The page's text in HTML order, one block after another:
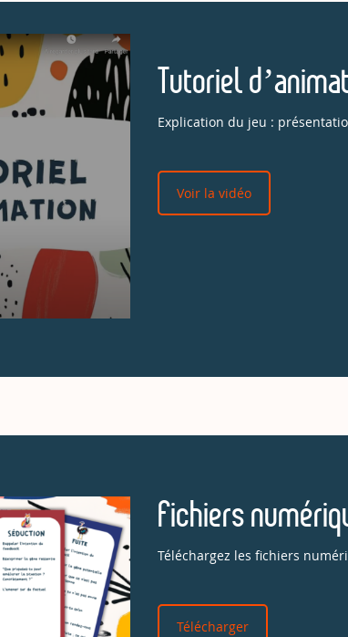
Tutoriel
Explication du jeu :
Voir la vidéo
Fichiers
Téléchargez les fichiers
Télécharger